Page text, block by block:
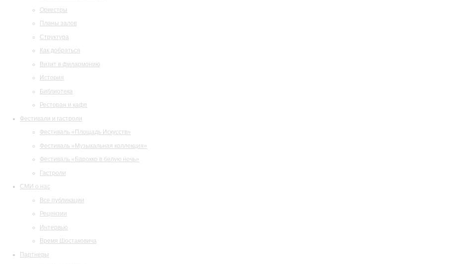
Оркестры
Планы залов
Структура
Как добраться
Визит в филармонию
История
Библиотека
Ресторан и кафе
Фестивали и гастроли
Фестиваль «Площадь Искусств»
Фестиваль «Музыкальная коллекция»
Фестиваль «Барокко в белую ночь»
Гастроли
СМИ о нас
Все публикации
Рецензии
Интервью
Время Шостаковича
Партнеры